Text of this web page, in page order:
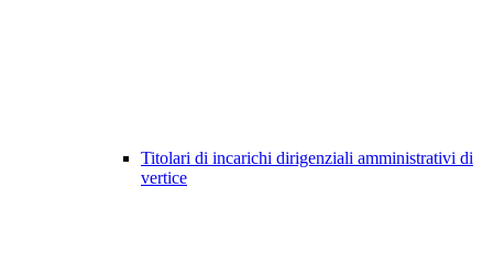
Titolari di incarichi dirigenziali amministrativi di
vertice